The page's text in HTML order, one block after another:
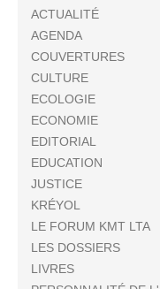
ACTUALITÉ
AGENDA
COUVERTURES
CULTURE
ECOLOGIE
ECONOMIE
EDITORIAL
EDUCATION
JUSTICE
KRÉYOL
LE FORUM KMT LTA
LES DOSSIERS
LIVRES